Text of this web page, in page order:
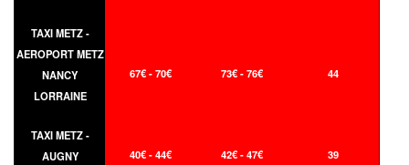
TAXI METZ -
AEROPORT METZ
NANCY
LORRAINE
67€ - 70€ 73€ - 76€ 44
TAXI METZ -
AUGNY
40€ - 44€ 42€ - 47€ 39